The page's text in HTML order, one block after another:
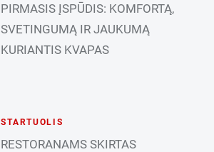
PIRMASIS ĮSPŪDIS: KOMFORTĄ,
SVETINGUMĄ IR JAUKUMĄ
KURIANTIS KVAPAS
STARTUOLIS
RESTORANAMS SKIRTAS